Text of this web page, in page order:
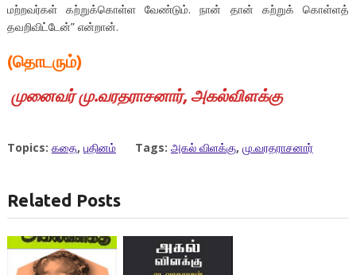
மற்றவர்கள் கற்றுக்கொள்ள வேண்டும். நான் தான் கற்றுக் கொள்ளத்
தவறிவிட்டேன்” என்றான்.
(தொடரும்)
முனைவர் மு.வரதராசனார், அகல்விளக்கு
Topics: கதை, புதினம் Tags: அகல் விளக்கு, மு.வரதராசனார்
Related Posts